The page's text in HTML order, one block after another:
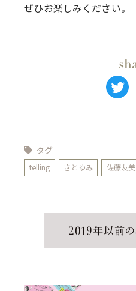
ぜひお楽しみください。
タグ
telling さとゆみ 佐藤友美